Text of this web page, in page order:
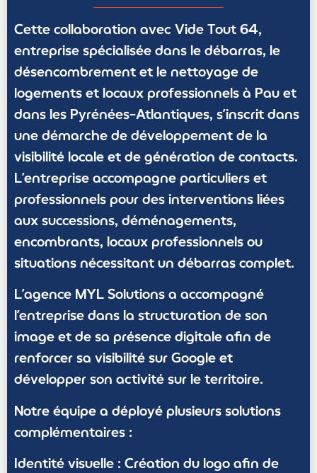
Cette collaboration avec Vide Tout 64,
entreprise spécialisée dans le débarras, le
désencombrement et le nettoyage de
logements et locaux professionnels à Pau et
dans les Pyrénées-Atlantiques, s’inscrit dans
une démarche de développement de la
visibilité locale et de génération de contacts.
L’entreprise accompagne particuliers et
professionnels pour des interventions liées
aux successions, déménagements,
encombrants, locaux professionnels ou
situations nécessitant un débarras complet.
L’agence MYL Solutions a accompagné
l’entreprise dans la structuration de son
image et de sa présence digitale afin de
renforcer sa visibilité sur Google et
développer son activité sur le territoire.
Notre équipe a déployé plusieurs solutions
complémentaires :
Identité visuelle : Création du logo afin de